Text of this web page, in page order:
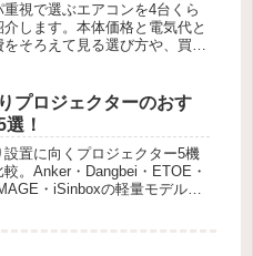
重視で選ぶエアコンを4台くら
介します。本体価格と電気代と
をそろえて見る選び方や、買っ
プロジェクターのおす
！
設置に向くプロジェクター5機
較。Anker・Dangbei・ETOE・
・iSinboxの軽量モデルを